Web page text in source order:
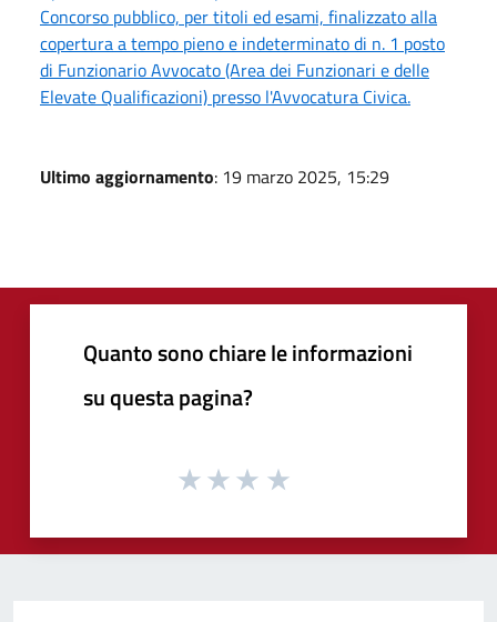
Concorso pubblico, per titoli ed esami, finalizzato alla
copertura a tempo pieno e indeterminato di n. 1 posto
di Funzionario Avvocato (Area dei Funzionari e delle
Elevate Qualificazioni) presso l'Avvocatura Civica.
Ultimo aggiornamento: 19 marzo 2025, 15:29
Quanto sono chiare le informazioni
su questa pagina?